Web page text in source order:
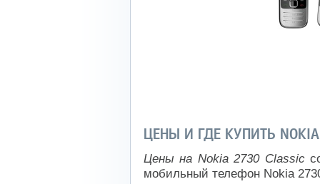
ЦЕНЫ И ГДЕ КУПИТЬ NOKIA
Цены на Nokia 2730 Classic
мобильный телефон Nokia